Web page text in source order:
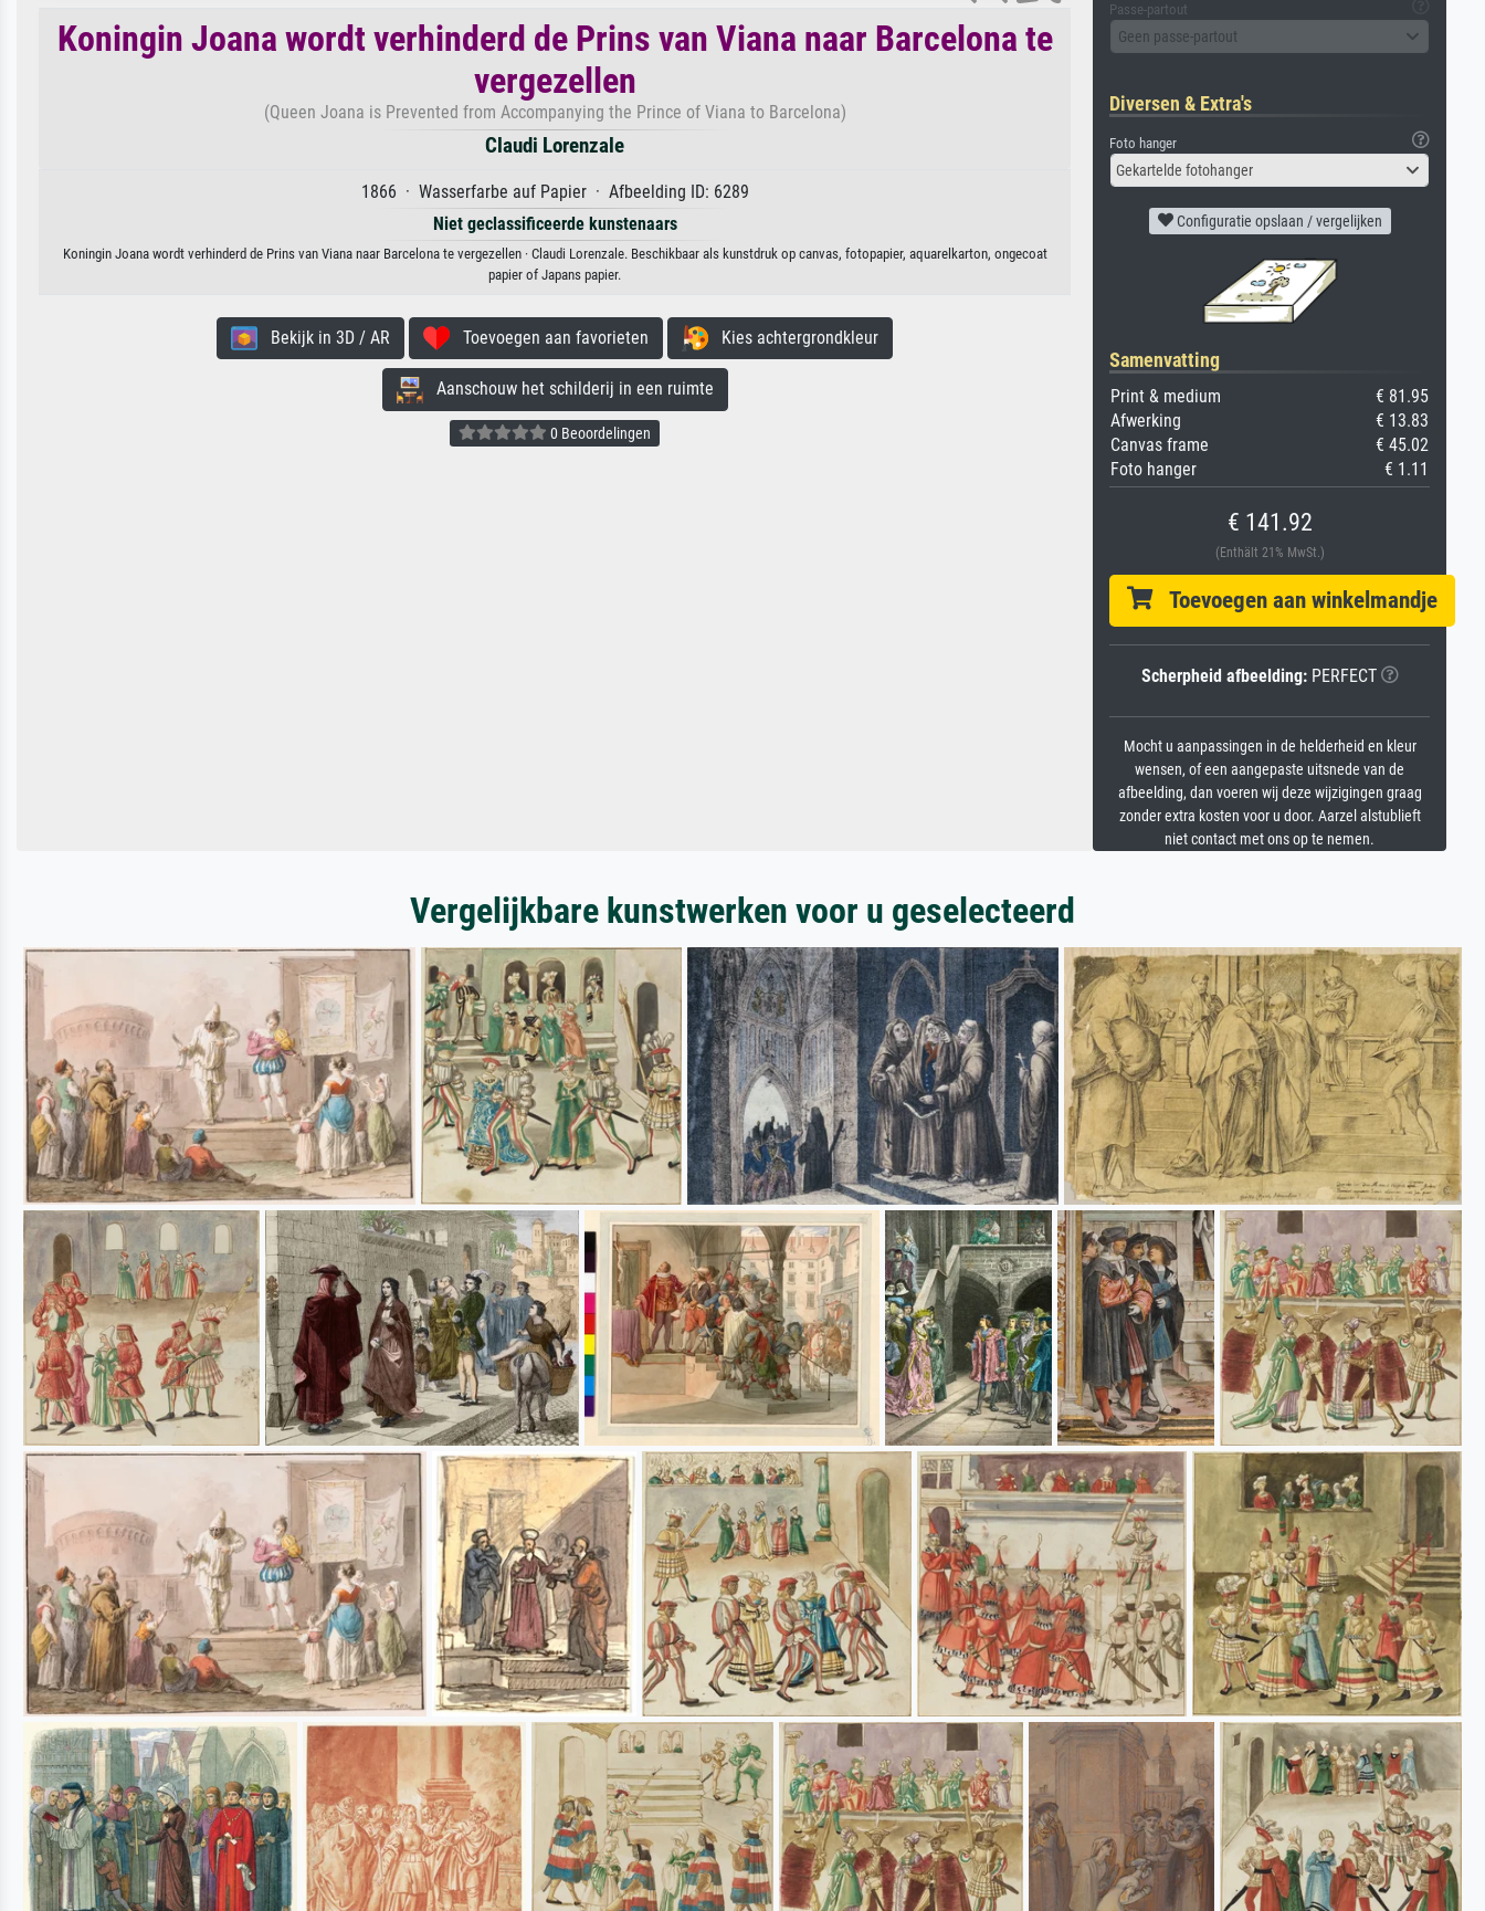
Koningin Joana wordt verhinderd de Prins van Viana naar Barcelona te
vergezellen
(Queen Joana is Prevented from Accompanying the Prince of Viana to Barcelona)
Claudi Lorenzale
1866 · Wasserfarbe auf Papier · Afbeelding ID: 6289
Niet geclassificeerde kunstenaars
Koningin Joana wordt verhinderd de Prins van Viana naar Barcelona te vergezellen · Claudi Lorenzale. Beschikbaar als kunstdruk op canvas, fotopapier, aquarelkarton, ongecoat
papier of Japans papier.
Bekijk in 3D / AR Toevoegen aan favorieten Kies achtergrondkleur
Aanschouw het schilderij in een ruimte
0 Beoordelingen
Passe-partout
Geen passe-partout
Diversen & Extra's
Foto hanger
Gekartelde fotohanger
Configuratie opslaan / vergelijken
Samenvatting
Print & medium
€ 81.95
Afwerking
€ 13.83
Canvas frame
€ 45.02
Foto hanger
€ 1.11
€ 141.92
(Enthält 21% MwSt.)
Toevoegen aan winkelmandje
Scherpheid afbeelding:PERFECT
Mocht u aanpassingen in de helderheid en kleur
wensen, of een aangepaste uitsnede van de
afbeelding, dan voeren wij deze wijzigingen graag
zonder extra kosten voor u door. Aarzel alstublieft
niet contact met ons op te nemen.
Vergelijkbare kunstwerken voor u geselecteerd